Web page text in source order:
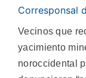
Corresponsal
Vecinos que
yacimiento
noroccidental